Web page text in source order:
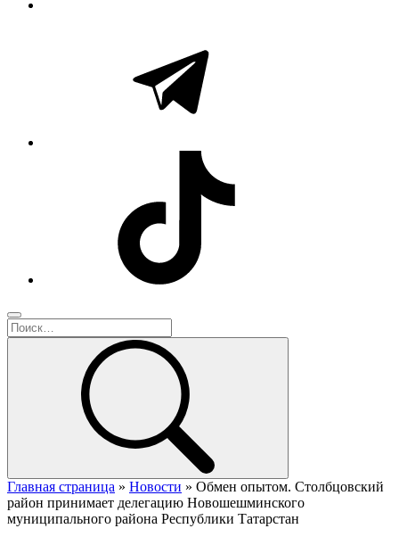
Главная страница » Новости » Обмен опытом. Столбцовский
район принимает делегацию Новошешминского
муниципального района Республики Татарстан